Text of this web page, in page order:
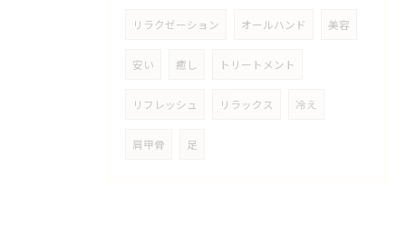
リラクゼーション オールハンド 美容
安い 癒し トリートメント
リフレッシュ リラックス 冷え
肩甲骨 足